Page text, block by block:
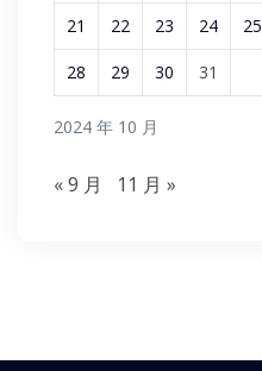
2024 年 10 月
21 22 23 24 25
28 29 30 31
« 9 月 11 月 »